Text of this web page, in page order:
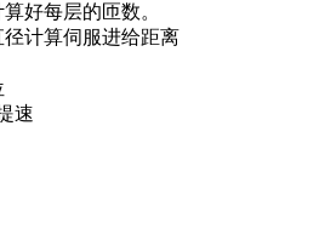
好每层的匝数。
计算伺服进给距离
速